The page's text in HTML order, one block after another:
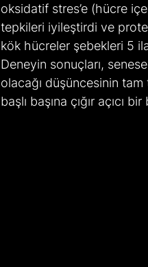
oksidatif stres’e (hücre
tepkileri iyileştirdi ve
kök hücreler şebekleri 5
Deneyin sonuçları,
olacağı düşüncesinin
başlı başına çığır açıcı